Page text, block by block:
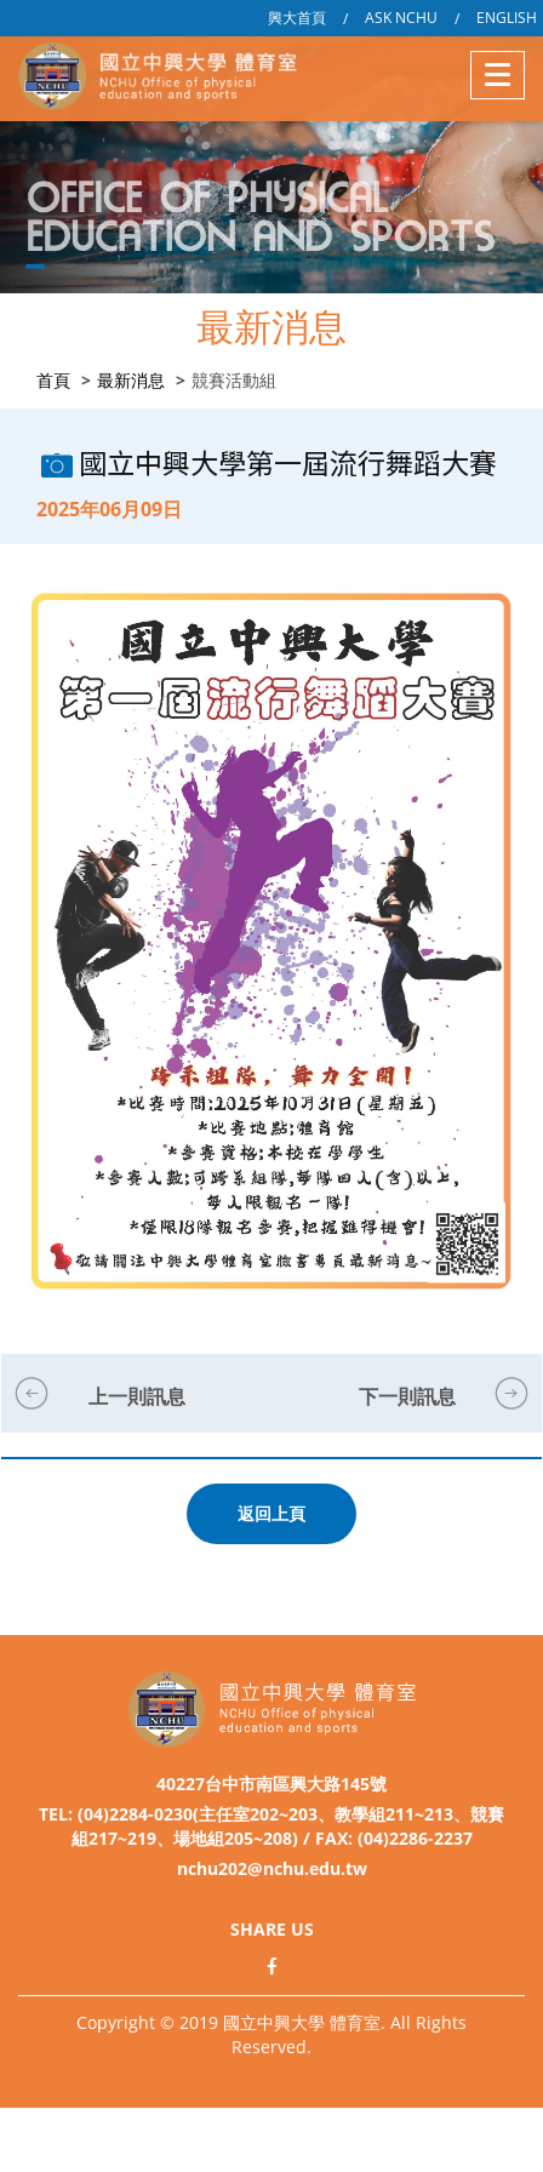
興大首頁 / ASK NCHU / ENGLISH
最新消息
首頁 最新消息 競賽活動組
國立中興大學第一屆流行舞蹈大賽
2025年06月09日
上一則訊息 下一則訊息
返回上頁
40227台中市南區興大路145號
TEL: (04)2284-0230(主任室202~203、教學組211~213、競賽
組217~219、場地組205~208) / FAX: (04)2286-2237
nchu202@nchu.edu.tw
SHARE US
Copyright © 2019 國立中興大學 體育室. All Rights
Reserved.